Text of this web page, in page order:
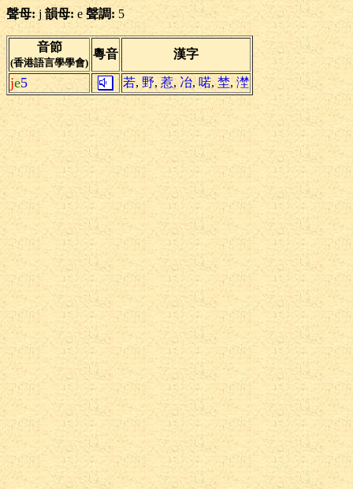
聲母: j 韻母: e 聲調: 5
音節
(香港語言學學會)
粵音 漢字
je5 若, 野, 惹,冶,喏,埜,漜